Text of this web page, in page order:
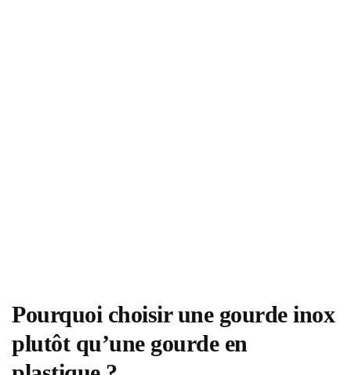
Pourquoi choisir une gourde inox
plutôt qu’une gourde en